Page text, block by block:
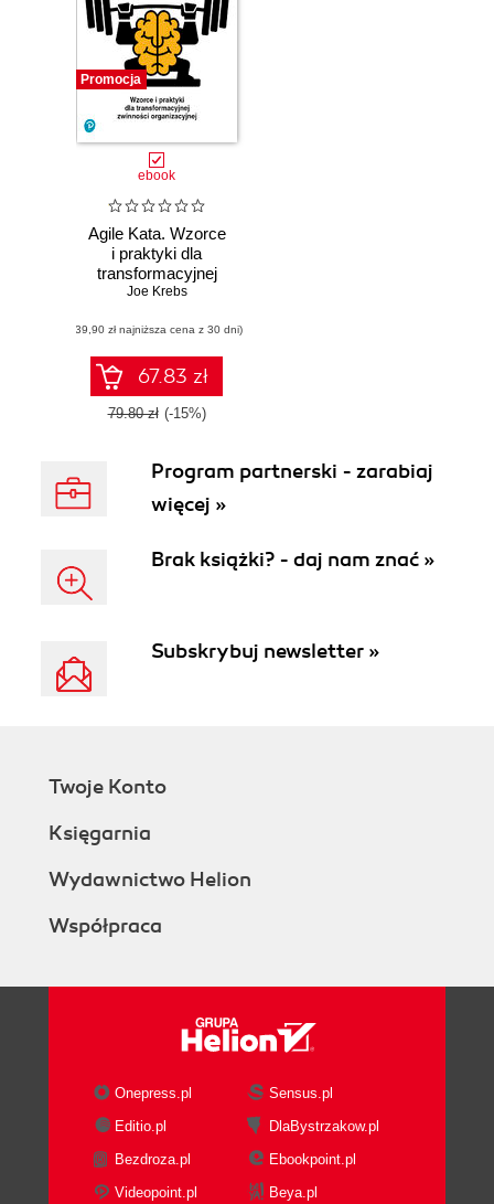
Promocja
ebook
Agile Kata. Wzorce
i praktyki dla
transformacyjnej
zwinności
Joe Krebs
(39,90 zł najniższa cena z 30 dni)
67.83 zł
79.80 zł (-15%)
Program partnerski - zarabiaj
więcej »
Brak książki? - daj nam znać »
Subskrybuj newsletter »
Twoje Konto
Księgarnia
Wydawnictwo Helion
Współpraca
Onepress.pl
Sensus.pl
Editio.pl
DlaBystrzakow.pl
Bezdroza.pl
Ebookpoint.pl
Videopoint.pl
Beya.pl